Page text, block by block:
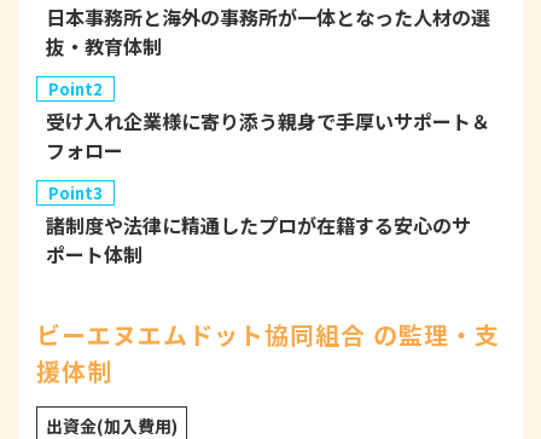
日本事務所と海外の事務所が一体となった人材の選
抜・教育体制
Point2
受け入れ企業様に寄り添う親身で手厚いサポート＆
フォロー
Point3
諸制度や法律に精通したプロが在籍する安心のサ
ポート体制
ビーエヌエムドット協同組合 の監理・支
援体制
出資金(加入費用)